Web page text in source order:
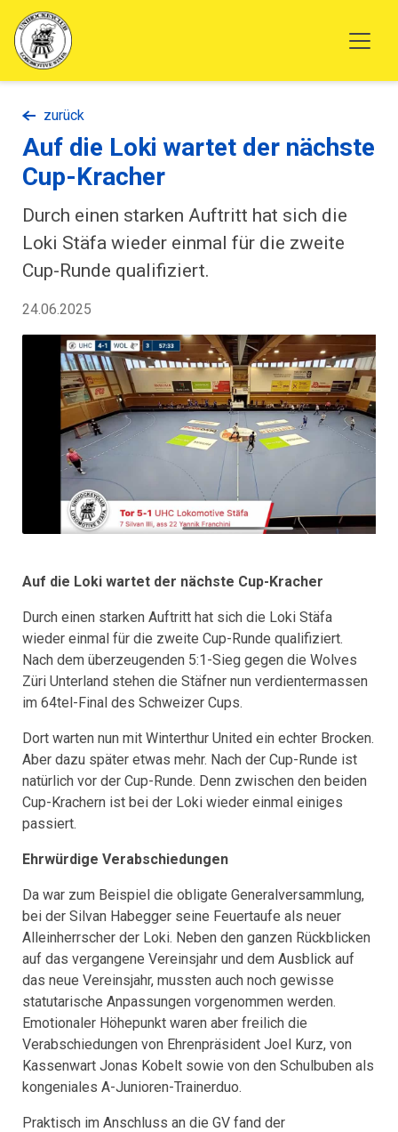
zurück
Auf die Loki wartet der nächste
Cup-Kracher
Durch einen starken Auftritt hat sich die
Loki Stäfa wieder einmal für die zweite
Cup-Runde qualifiziert.
24.06.2025
Auf die Loki wartet der nächste Cup-Kracher
Durch einen starken Auftritt hat sich die Loki Stäfa
wieder einmal für die zweite Cup-Runde qualifiziert.
Nach dem überzeugenden 5:1-Sieg gegen die Wolves
Züri Unterland stehen die Stäfner nun verdientermassen
im 64tel-Final des Schweizer Cups.
Dort warten nun mit Winterthur United ein echter Brocken.
Aber dazu später etwas mehr. Nach der Cup-Runde ist
natürlich vor der Cup-Runde. Denn zwischen den beiden
Cup-Krachern ist bei der Loki wieder einmal einiges
passiert.
Ehrwürdige Verabschiedungen
Da war zum Beispiel die obligate Generalversammlung,
bei der Silvan Habegger seine Feuertaufe als neuer
Alleinherrscher der Loki. Neben den ganzen Rückblicken
auf das vergangene Vereinsjahr und dem Ausblick auf
das neue Vereinsjahr, mussten auch noch gewisse
statutarische Anpassungen vorgenommen werden.
Emotionaler Höhepunkt waren aber freilich die
Verabschiedungen von Ehrenpräsident Joel Kurz, von
Kassenwart Jonas Kobelt sowie von den Schulbuben als
kongeniales A-Junioren-Trainerduo.
Praktisch im Anschluss an die GV fand der